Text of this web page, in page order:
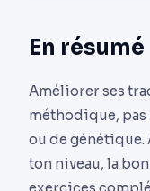
des jours à très
Intègre les
En résumé
Améliorer ses
méthodique,
ou de génétique.
ton niveau, la